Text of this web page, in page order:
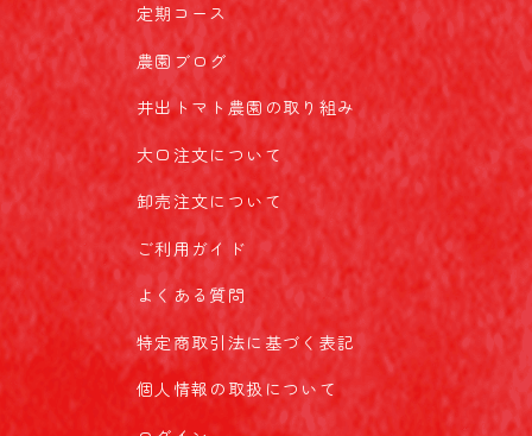
定期コース
農園ブログ
井出トマト農園の取り組み
大口注文について
卸売注文について
ご利用ガイド
よくある質問
特定商取引法に基づく表記
個人情報の取扱について